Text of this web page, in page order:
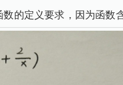
的定义要求，因为函数